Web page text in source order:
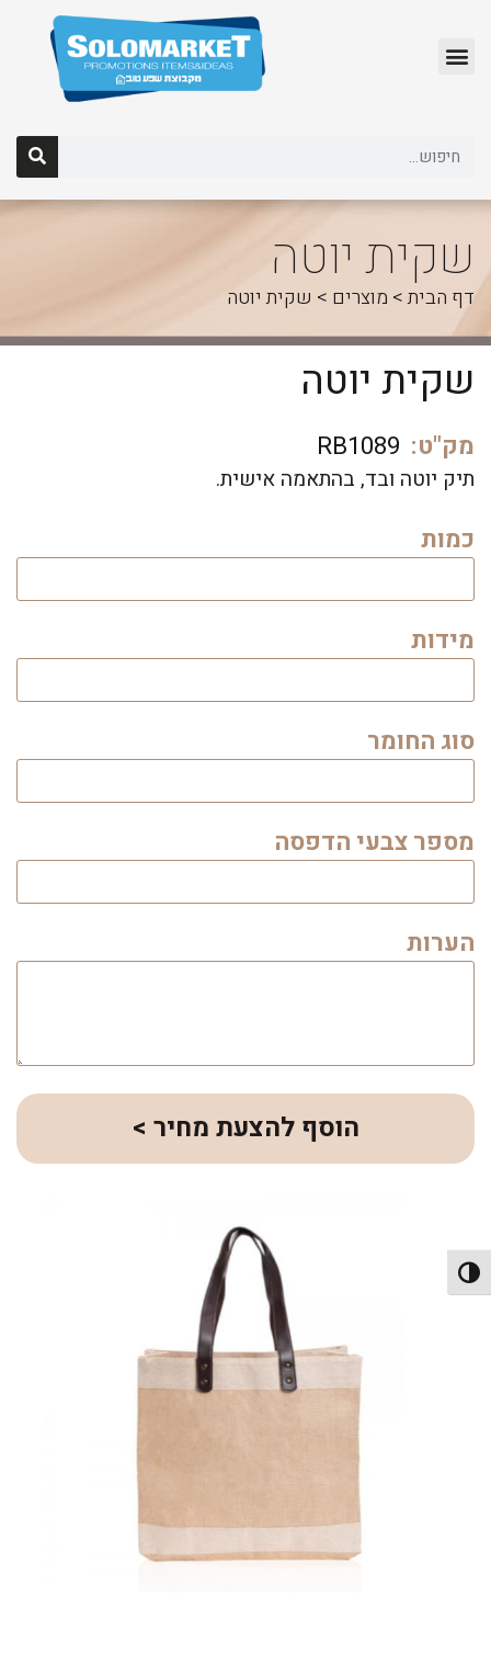
הפעל/כבה ניגודיות גבוהה
שקית יוטה
דף הבית> מוצרים > שקית יוטה
שקית יוטה
מק"ט: RB1089
תיק יוטה ובד, בהתאמה אישית.
כמות
מידות
סוג החומר
מספר צבעי הדפסה
הערות
הוסף להצעת מחיר >